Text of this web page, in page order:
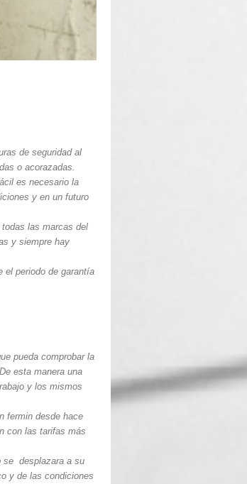
de seguridad al
o acorazadas.
es necesario la
y en un futuro
todas las marcas del
y siempre hay
el periodo de garantía
pueda comprobar la
esta manera una
y los mismos
fermin desde hace
con las tarifas más
se desplazara a su
y de las condiciones